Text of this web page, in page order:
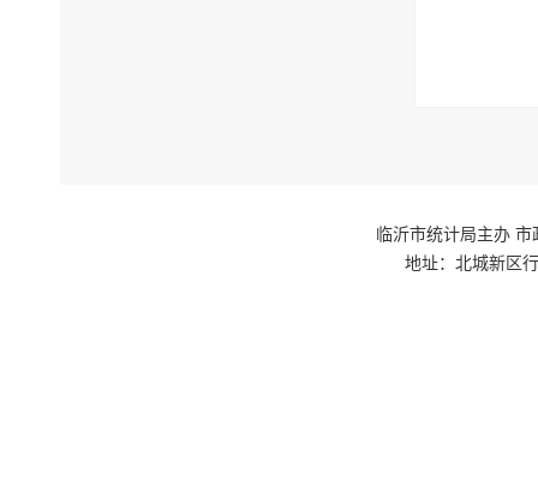
临沂市统计局主办 市
地址：北城新区